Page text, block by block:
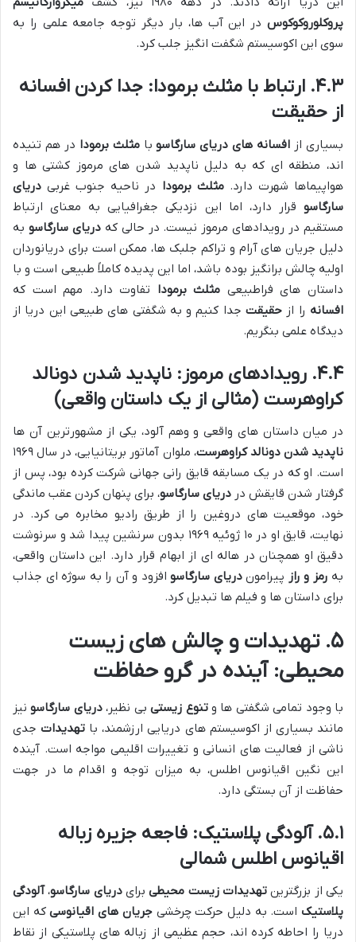
پروکلوروکوکوس در این آب ها، بار دیگر توجه جامعه علمی را به
سوی این اکوسیستم شگفت انگیز جلب کرد.
۴.۳. ارتباط با مثلث برمودا: جدا کردن افسانه
از حقیقت
بسیاری از افسانه های دریای سارگاسوبامثلث برمودا در هم تنیده
اند، منطقه ای که به دلیل ناپدید شدن های مرموز کشتی ها و
هواپیماها شهرت دارد.مثلث برمودا در ناحیه جنوب غربی دریای
سارگاسو قرار دارد، اما این نزدیکی جغرافیایی به معنای ارتباط
مستقیم در رویدادهای مرموز نیست. در حالی کهدریای سارگاسو به
دلیل جریان های آرام و تراکم جلبک ها، ممکن است برای دریانوردان
اولیه چالش برانگیز بوده باشد، اما این پدیده کاملاً طبیعی است و با
داستان های فراطبیعی مثلث برمودا تفاوت دارد. مهم است که
افسانه را از حقیقتجدا کنیم و به شگفتی های طبیعی این دریا از
دیدگاه علمی بنگریم.
۴.۴. رویدادهای مرموز: ناپدید شدن دونالد
کراوهرست (مثالی از یک داستان واقعی)
در میان داستان های واقعی و وهم آلود، یکی از مشهورترین آن ها
ناپدید شدن دونالد کراوهرست
، ملوان آماتور بریتانیایی، در سال ۱۹۶۹
است. او که در یک مسابقه قایق رانی جهانی شرکت کرده بود، پس از
گرفتار شدن قایقش در دریای سارگاسو، برای پنهان کردن عقب ماندگی
خود، موقعیت های دروغین را از طریق رادیو مخابره می کرد. در
نهایت، قایق او در ۱۰ ژوئیه ۱۹۶۹ بدون سرنشین پیدا شد و سرنوشت
دقیق او همچنان در هاله ای از ابهام قرار دارد. این داستان واقعی،
به رمز و راز پیراموندریای سارگاسو افزود و آن را به سوژه ای جذاب
برای داستان ها و فیلم ها تبدیل کرد.
۵. تهدیدات و چالش های زیست
محیطی: آینده در گرو حفاظت
با وجود تمامی شگفتی ها وتنوع زیستیبی نظیر،دریای سارگاسونیز
مانند بسیاری از اکوسیستم های دریایی ارزشمند، با تهدیدات جدی
ناشی از فعالیت های انسانی و تغییرات اقلیمی مواجه است. آینده
این نگین اقیانوس اطلس، به میزان توجه و اقدام ما در جهت
حفاظت از آن بستگی دارد.
۵.۱. آلودگی پلاستیک: فاجعه جزیره زباله
اقیانوس اطلس شمالی
یکی از بزرگترین تهدیدات زیست محیطیبرایدریای سارگاسو،آلودگی
پلاستیک است. به دلیل حرکت چرخشیجریان های اقیانوسیکه این
دریا را احاطه کرده اند، حجم عظیمی از زباله های پلاستیکی از نقاط